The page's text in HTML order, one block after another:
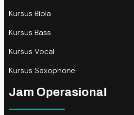
Kursus Biola
Kursus Bass
Kursus Vocal
Kursus Saxophone
Jam Operasional